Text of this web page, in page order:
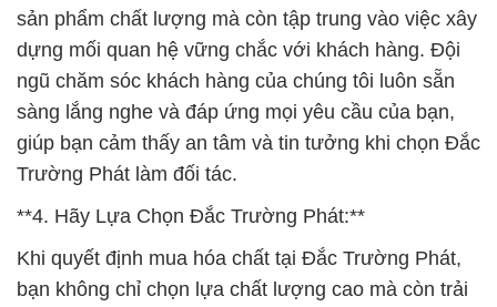
sản phẩm chất lượng mà còn tập trung vào việc xây
dựng mối quan hệ vững chắc với khách hàng. Đội
ngũ chăm sóc khách hàng của chúng tôi luôn sẵn
sàng lắng nghe và đáp ứng mọi yêu cầu của bạn,
giúp bạn cảm thấy an tâm và tin tưởng khi chọn Đắc
Trường Phát làm đối tác.
**4. Hãy Lựa Chọn Đắc Trường Phát:**
Khi quyết định mua hóa chất tại Đắc Trường Phát,
bạn không chỉ chọn lựa chất lượng cao mà còn trải